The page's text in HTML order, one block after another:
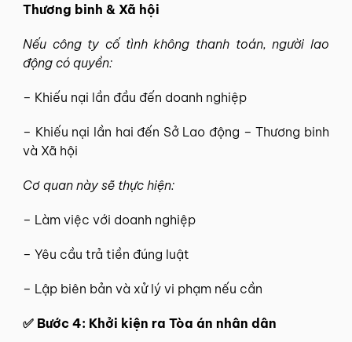
Thương binh & Xã hội
Nếu công ty cố tình không thanh toán, người lao
động có quyền:
– Khiếu nại lần đầu đến doanh nghiệp
– Khiếu nại lần hai đến Sở Lao động – Thương binh
và Xã hội
Cơ quan này sẽ thực hiện:
– Làm việc với doanh nghiệp
– Yêu cầu trả tiền đúng luật
– Lập biên bản và xử lý vi phạm nếu cần
✅ Bước 4: Khởi kiện ra Tòa án nhân dân